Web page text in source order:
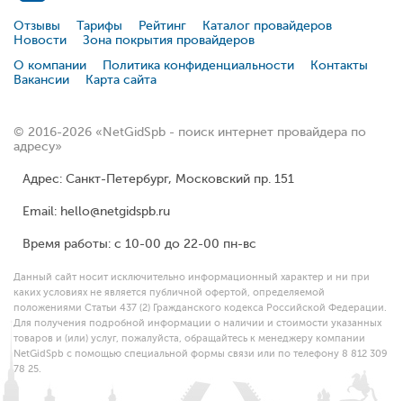
Отзывы Тарифы Рейтинг
Каталог провайдеров
Новости
Зона покрытия провайдеров
О компании
Политика конфиденциальности
Контакты
Вакансии
Карта сайта
© 2016-2026 «NetGidSpb - поиск интернет провайдера по
адресу»
Адрес: Санкт-Петербург, Московский пр. 151
Email: hello@netgidspb.ru
Время работы: с 10-00 до 22-00 пн-вс
Данный сайт носит исключительно информационный характер и ни при
каких условиях не является публичной офертой, определяемой
положениями Статьи 437 (2) Гражданского кодекса Российской Федерации.
Для получения подробной информации о наличии и стоимости указанных
товаров и (или) услуг, пожалуйста, обращайтесь к менеджеру компании
NetGidSpb с помощью специальной формы связи или по телефону 8 812 309
78 25.